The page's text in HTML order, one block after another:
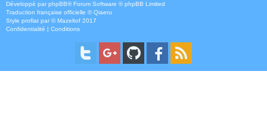
Développé par phpBB® Forum Software © phpBB Limited
Traduction française officielle ©Qiaeru
Style proflat par ©Mazeltof 2017
Confidentialité | Conditions